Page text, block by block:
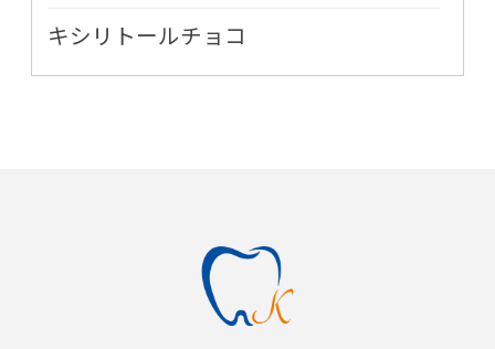
キシリトールチョコ